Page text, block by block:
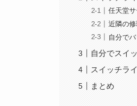
任天堂
近隣の
自分で
自分でスイ
スイッチラ
まとめ